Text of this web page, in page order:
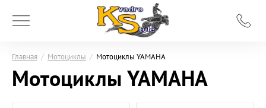
Главная / Мотоциклы / Мотоциклы YAMAHA
Мотоциклы YAMAHA